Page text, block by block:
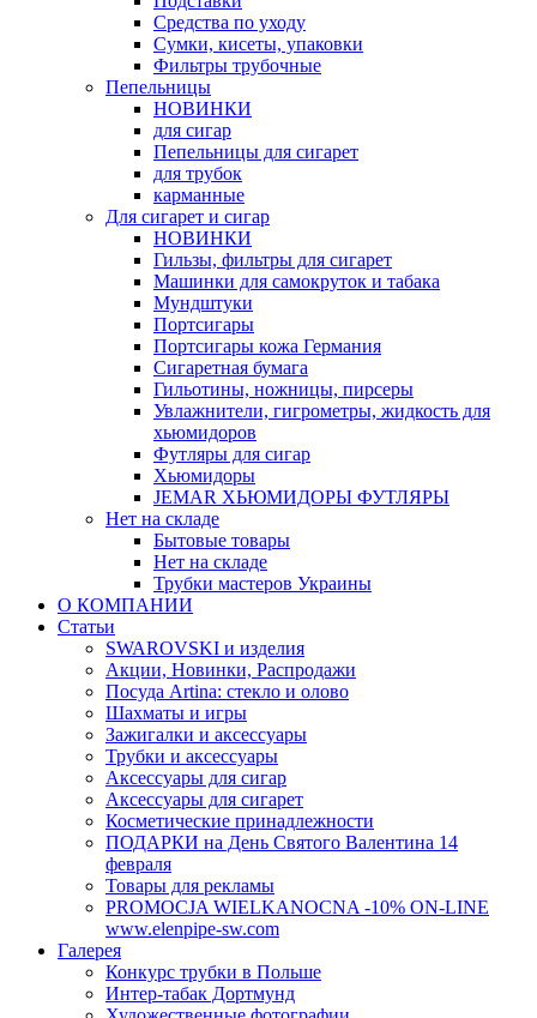
Средства по уходу
Сумки, кисеты, упаковки
Фильтры трубочные
Пепельницы
НОВИНКИ
для сигар
Пепельницы для сигарет
для трубок
карманные
Для сигарет и сигар
НОВИНКИ
Гильзы, фильтры для сигарет
Машинки для самокруток и табака
Мундштуки
Портсигары
Портсигары кожа Германия
Сигаретная бумага
Гильотины, ножницы, пирсеры
Увлажнители, гигрометры, жидкость для
хьюмидоров
Футляры для сигар
Хьюмидоры
JEMAR ХЬЮМИДОРЫ ФУТЛЯРЫ
Нет на складе
Бытовые товары
Нет на складе
Трубки мастеров Украины
О КОМПАНИИ
Статьи
SWAROVSKI и изделия
Акции, Новинки, Распродажи
Посуда Artina: стекло и олово
Шахматы и игры
Зажигалки и аксессуары
Трубки и аксессуары
Аксессуары для сигар
Аксессуары для сигарет
Косметические принадлежности
ПОДАРКИ на День Святого Валентина 14
февраля
Товары для рекламы
PROMOCJA WIELKANOCNA -10% ON-LINE
www.elenpipe-sw.com
Галерея
Конкурс трубки в Польше
Интер-табак Дортмунд